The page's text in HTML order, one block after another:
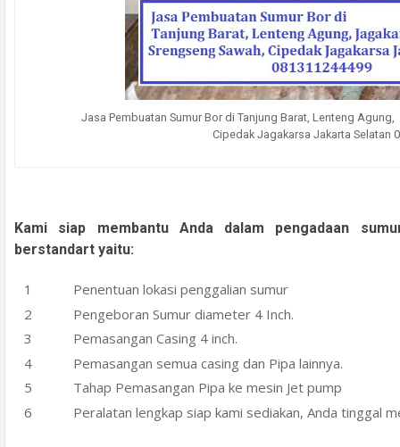
Jasa Pembuatan Sumur Bor di Tanjung Barat, Lenteng
Cipedak Jagakarsa Jakarta Selatan
Kami siap membantu Anda dalam pengadaan
berstandart yaitu:
Penentuan lokasi penggalian sumur
Pengeboran Sumur diameter 4 Inch.
Pemasangan Casing 4 inch.
Pemasangan semua casing dan Pipa lainnya.
Tahap Pemasangan Pipa ke mesin Jet pump
Peralatan lengkap siap kami sediakan, Anda tinggal